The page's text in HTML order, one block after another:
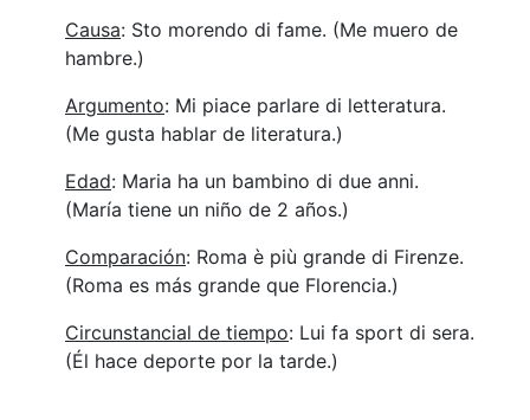
Causa: Sto morendo di fame. (Me muero de
hambre.)
Argumento: Mi piace parlare di letteratura.
(Me gusta hablar de literatura.)
Edad: Maria ha un bambino di due anni.
(María tiene un niño de 2 años.)
Comparación: Roma è più grande di Firenze.
(Roma es más grande que Florencia.)
Circunstancial de tiempo: Lui fa sport di sera.
(Él hace deporte por la tarde.)